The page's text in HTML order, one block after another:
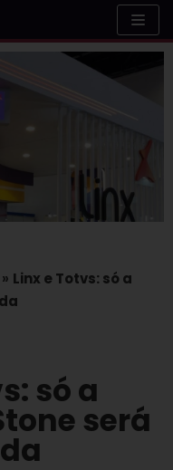
» Linx e Totvs: só a
só a
será